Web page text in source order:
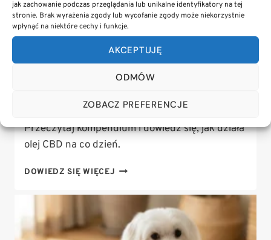
jak zachowanie podczas przeglądania lub unikalne identyfikatory na tej
stronie. Brak wyrażenia zgody lub wycofanie zgody może niekorzystnie
wpłynąć na niektóre cechy i funkcje.
AKCEPTUJĘ
ODMÓW
ZOBACZ PREFERENCJE
olej cbd dla psa – na co pomaga?
kompendium wiedzy o dawkowaniu i
właściwościach
psa? Poznaj dawkowanie i właściwości.
Przeczytaj kompendium i dowiedz się, jak działa
olej CBD na co dzień.
DOWIEDZ SIĘ WIĘCEJ OLEJ
DLA
NA